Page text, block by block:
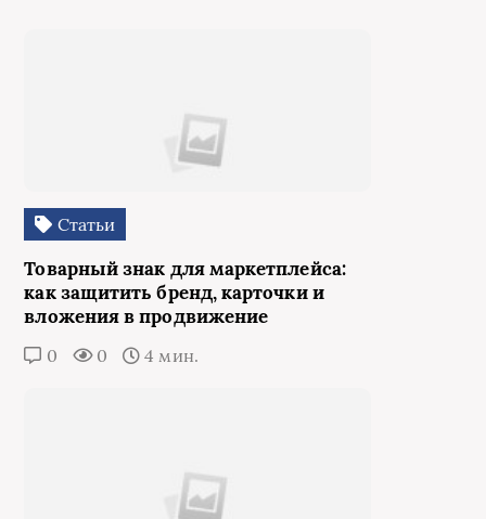
Статьи
Товарный знак для маркетплейса:
как защитить бренд, карточки и
вложения в продвижение
0 0 4 мин.